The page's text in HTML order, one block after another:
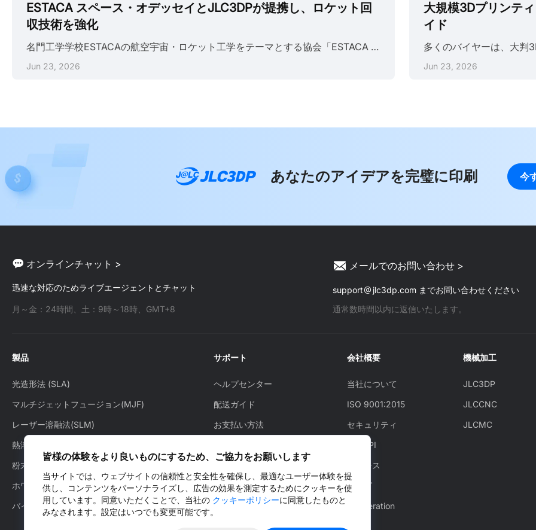
ESTACA スペース・オデッセイとJLC3DPが提携し、ロケット回
収技術を強化
名門工学学校ESTACAの航空宇宙・ロケット工学をテーマとする協会「ESTACA Space Odyssey」は、JLC3DPとの提携を発表しました。この協力は、ハイブリッドロケット技術の限界に挑戦する一連のロケット「ESTACA Space Launcher (ESL)」プログラムにおいて、重要な金属部品の設計と製造に革命をもたらすことを目的としています。 ESTACA Space Launcher (ESL) プログラム ESLプログラムは3機のロケットで構成され、それぞれが徐々に高い高度を目指し、最終的には液体と固体の推進剤を組み合わせたハイブリッドロケットエンジンで高度30kmに到達するミッションを達成します。シリーズ最初のロケットESL-1は高度3000メートルを達成する予定で、加圧空気噴射によるロール制御を特徴としています。 ESL-1ミッションの重要な側面は、飛行データを分析するためのロケットの回収です。回収システムは二重パラシュート機構を採用しています。ロケットの頂点で小型パラシュートが展開し、降下速度を30m/sに減速し、その後高度300メートルで大型パラシュートが展開し、安全な......
Jun 23, 2026
大規模3Dプリンテ
イド
Jun 23, 2026
あなたのアイデアを完璧に印刷 今
オンラインチャット >
迅速な対応のためライブエージェントとチャット
月～金：24時間、土：9時～18時、GMT+8
メールでのお問い合わせ >
support
jlc3dp.com までお問い合わせください
通常数時間以内に返信いたします。
製品
光造形法 (SLA)
マルチジェットフュージョン(MJF)
レーザー溶融法(SLM)
熱溶解積層法(FDM)
粉末焼結積層法(SLS)
ホワイトジェット・プロセス（WJP）
バインダージェッティング（BJ）
サポート
ヘルプセンター
配送ガイド
お支払い方法
配送状況の確認方法
アフターサービス
お問い合わせ
会社概要
当社について
ISO 9001:2015
セキュリティ
JLCAPI
ニュース
ブログ
Cooperation
機械加工
JLC3DP
JLCCNC
JLCMC
皆様の体験をより良いものにするため、ご協力をお願いします
当サイトでは、ウェブサイトの信頼性と安全性を確保し、最適なユーザー体験を提
供し、コンテンツをパーソナライズし、広告の効果を測定するためにクッキーを使
用しています。同意いただくことで、当社の クッキーポリシーに同意したものと
みなされます。設定はいつでも変更可能です。